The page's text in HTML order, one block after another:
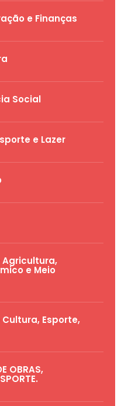
e Finanças
Social
e Lazer
Agricultura,
e Meio
Esporte,
OBRAS,